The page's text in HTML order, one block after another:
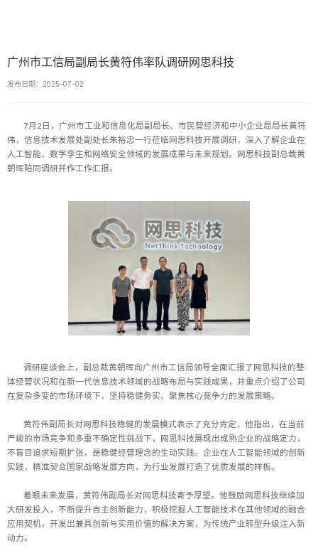
广州市工信局副局长黄符伟率队调研网思科技
发布日期：2025-07-02
7月2日，广州市工业和信息化局副局长、市民营经济和中小企业局局长黄符
伟，信息技术发展处副处长朱裕忠一行莅临网思科技开展调研，深入了解企业在
人工智能、数字孪生和网络安全领域的发展成果与未来规划。网思科技副总裁黄
朝晖陪同调研并作工作汇报。
调研座谈会上，副总裁黄朝晖向广州市工信局领导全面汇报了网思科技的整
体经营状况和在新一代信息技术领域的战略布局与实践成果，并重点介绍了公司
在复杂多变的市场环境下，坚持稳健务实、聚焦核心竞争力的发展策略。
黄符伟副局长对网思科技稳健的发展模式表示了充分肯定，他指出，在当前
严峻的市场竞争和多重不确定性挑战下，网思科技展现出成熟企业的战略定力，
不盲目追求短期扩张，是稳健经营理念的生动实践。企业在人工智能领域的创新
实践，精准契合国家战略发展方向，为行业发展打造了优质发展的样板。
着眼未来发展，黄符伟副局长对网思科技寄予厚望。他鼓励网思科技继续加
大研发投入，不断提升自主创新能力，积极挖掘人工智能技术在其他领域的融合
应用契机，开发出兼具创新与实用价值的解决方案，为传统产业转型升级注入新
动力。